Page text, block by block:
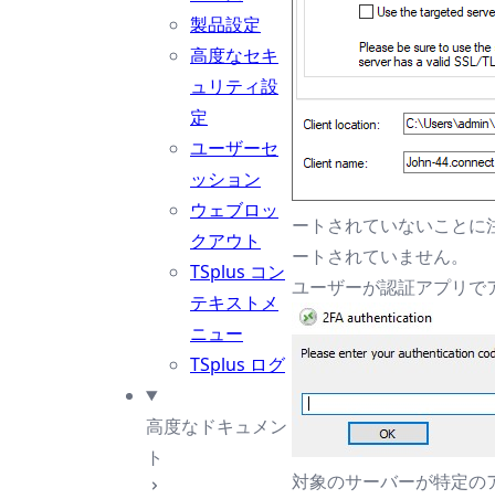
製品設定
高度なセキ
ュリティ設
定
ユーザーセ
ッション
ウェブロッ
クアウト
TSplus コン
テキストメ
ニュー
TSplus ログ
高度なドキュメン
ト
ートされていないこと
ートされていません。
ユーザーが認証アプリで
対象のサーバーが特定の